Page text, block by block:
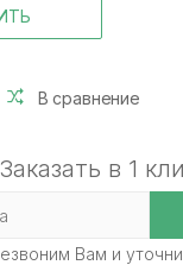
В сравнение
Заказать в 1
Вам и